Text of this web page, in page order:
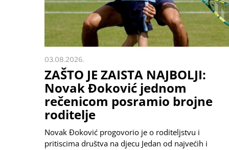
03.08.2026.
ZAŠTO JE ZAISTA NAJBOLJI:
Novak Đoković jednom
rečenicom posramio brojne
roditelje
Novak Đoković progovorio je o roditeljstvu i
pritiscima društva na djecu Jedan od najvećih i